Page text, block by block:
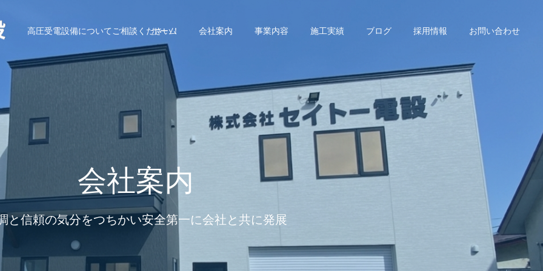
高圧受電設備についてご相談ください！
ホーム 会社案内 事業内容 施工実績 ブログ 採用情報 お問い合わせ
会社案内
と信頼の気分をつちかい安全第一に会社と共に発展